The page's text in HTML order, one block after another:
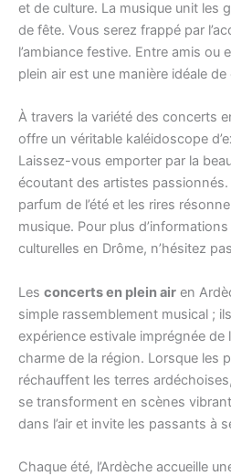
et de culture. La musique unit les
de fête. Vous serez frappé par
l’ambiance festive. Entre amis ou
plein air est une manière idéale de
À travers la variété des concerts
offre un véritable kaléidoscope
Laissez-vous emporter par la
écoutant des artistes
parfum de l’été et les rires
musique. Pour plus
culturelles en Drôme, n’hésitez
Les concerts en plein air en
simple rassemblement musical ;
expérience estivale imprégnée de
charme de la région. Lorsque les
réchauffent les terres
se transforment en scènes
dans l’air et invite les passants à
Chaque été, l’Ardèche accueille